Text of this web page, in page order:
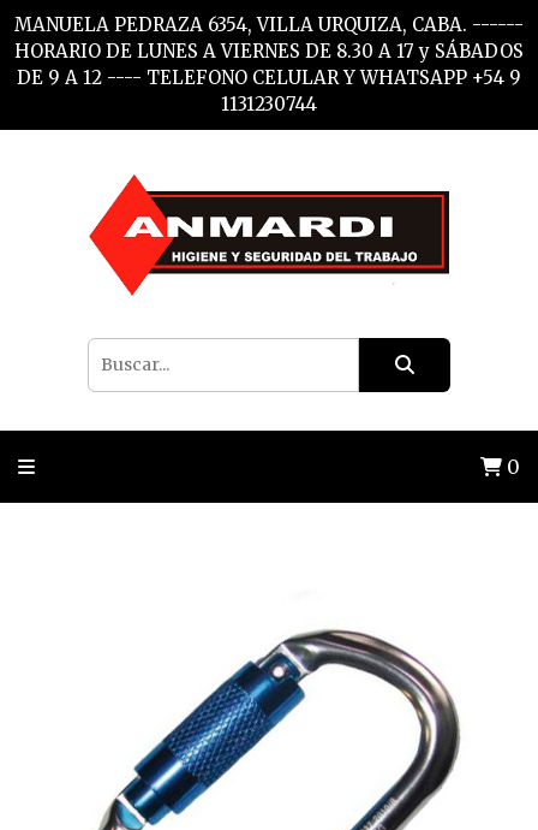
MANUELA PEDRAZA 6354, VILLA URQUIZA, CABA. ------
HORARIO DE LUNES A VIERNES DE 8.30 A 17 y SÁBADOS
DE 9 A 12 ---- TELEFONO CELULAR Y WHATSAPP +54 9
1131230744
0